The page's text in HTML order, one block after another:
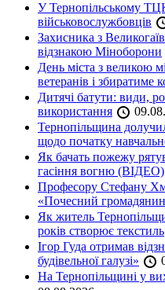
У Тернопільському
військовослужбовців
Захисника з
відзнакою Міноборони
День міста з великою
ветеранів і
Дитячі батути: види,
використання
Тернопільщина
щодо початку
Як бачать пожежу
гасіння вогню (ВІДЕО)
Професору Стефану
«Почесний
Як житель
років створює текстиль
Ігор Гуда отримав
будівельної галузі»
На Тернопільщині у